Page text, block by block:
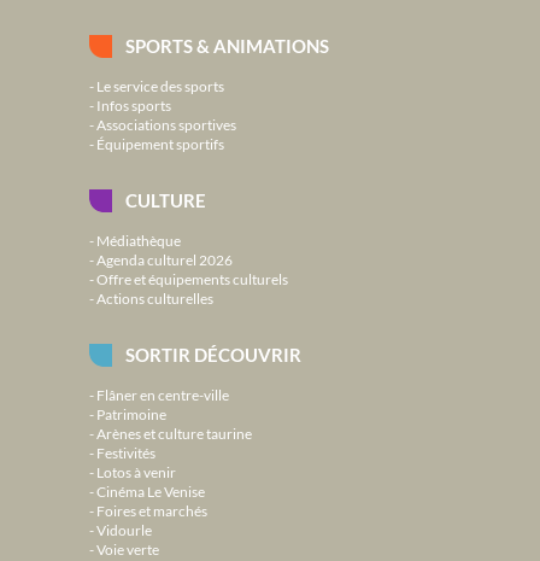
SPORTS & ANIMATIONS
Le service des sports
Infos sports
Associations sportives
Équipement sportifs
CULTURE
Médiathèque
Agenda culturel 2026
Offre et équipements culturels
Actions culturelles
SORTIR DÉCOUVRIR
Flâner en centre-ville
Patrimoine
Arènes et culture taurine
Festivités
Lotos à venir
Cinéma Le Venise
Foires et marchés
Vidourle
Voie verte